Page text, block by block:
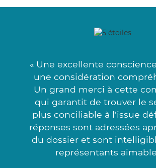
« Une excellente
une considération
Un grand merci à cette
qui garantit de trouver le
plus conciliable à l'issue
réponses sont adressées
du dossier et sont
représentants